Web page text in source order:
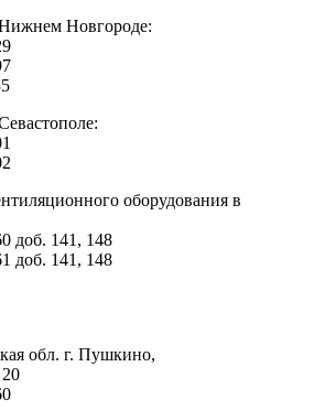
Новгороде:
оборудования в
доб. 141, 148
доб. 141, 148
обл. г. Пушкино,